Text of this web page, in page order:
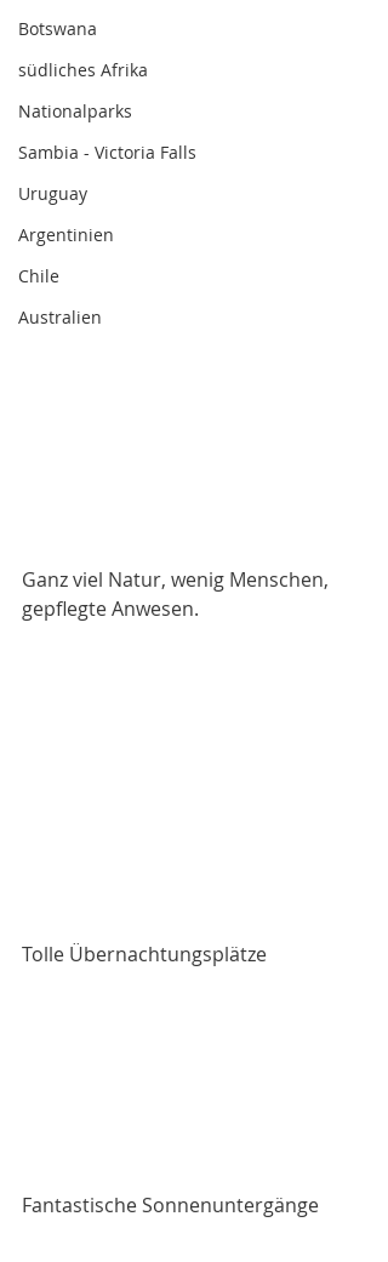
Botswana
südliches Afrika
Nationalparks
Sambia - Victoria Falls
Uruguay
Argentinien
Chile
Australien
Ganz viel Natur, wenig Menschen,
gepflegte Anwesen.
Tolle Übernachtungsplätze
Fantastische Sonnenuntergänge